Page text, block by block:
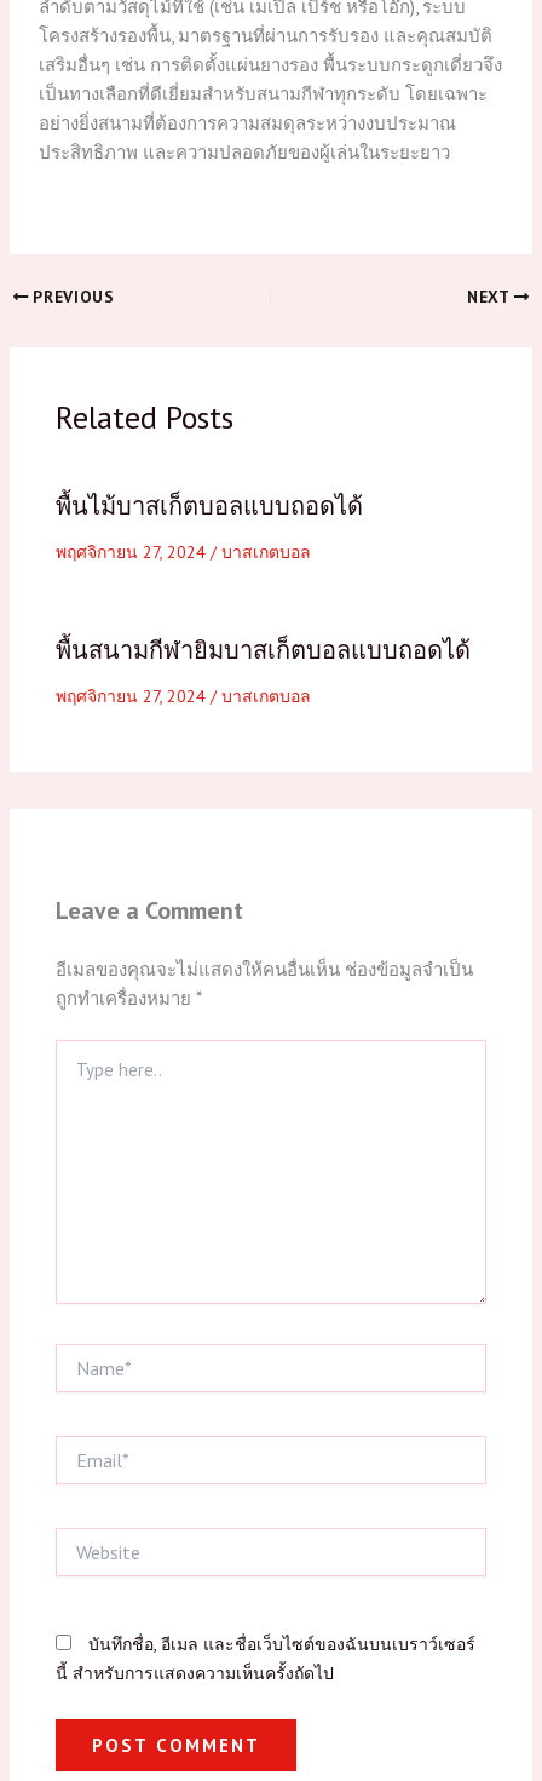
ลำดับตามวัสดุไม้ที่ใช้ (เช่น เมเปิ้ล เบิร์ช หรือโอ๊ก), ระบบ
โครงสร้างรองพื้น, มาตรฐานที่ผ่านการรับรอง และคุณสมบัติ
เสริมอื่นๆ เช่น การติดตั้งแผ่นยางรอง พื้นระบบกระดูกเดี่ยวจึง
เป็นทางเลือกที่ดีเยี่ยมสำหรับสนามกีฬาทุกระดับ โดยเฉพาะ
อย่างยิ่งสนามที่ต้องการความสมดุลระหว่างงบประมาณ
ประสิทธิภาพ และความปลอดภัยของผู้เล่นในระยะยาว
PREVIOUS NEXT
Related Posts
พื้นไม้บาสเก็ตบอลแบบถอดได้
พฤศจิกายน 27, 2024 /บาสเกตบอล
พื้นสนามกีฬายิมบาสเก็ตบอลแบบถอดได้
พฤศจิกายน 27, 2024 /บาสเกตบอล
Leave a Comment
อีเมลของคุณจะไม่แสดงให้คนอื่นเห็น ช่องข้อมูลจำเป็น
ถูกทำเครื่องหมาย *
here..
บันทึกชื่อ, อีเมล และชื่อเว็บไซต์ของฉันบนเบราว์เซอร์
นี้ สำหรับการแสดงความเห็นครั้งถัดไป